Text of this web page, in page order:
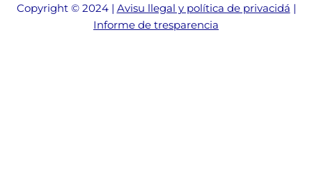
Copyright © 2024 | Avisu llegal y política de privacidá |
Informe de tresparencia